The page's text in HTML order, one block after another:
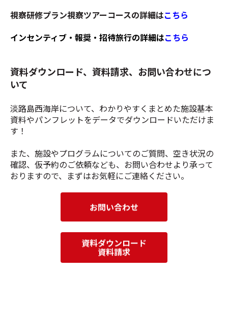
視察研修プラン視察ツアーコースの詳細はこちら
インセンティブ・報奨・招待旅行の詳細はこちら
資料ダウンロード、資料請求、お問い合わせにつ
いて
淡路島西海岸について、わかりやすくまとめた施設基本
資料やパンフレットをデータでダウンロードいただけま
す！
また、施設やプログラムについてのご質問、空き状況の
確認、仮予約のご依頼なども、お問い合わせより承って
おりますので、まずはお気軽にご連絡ください。